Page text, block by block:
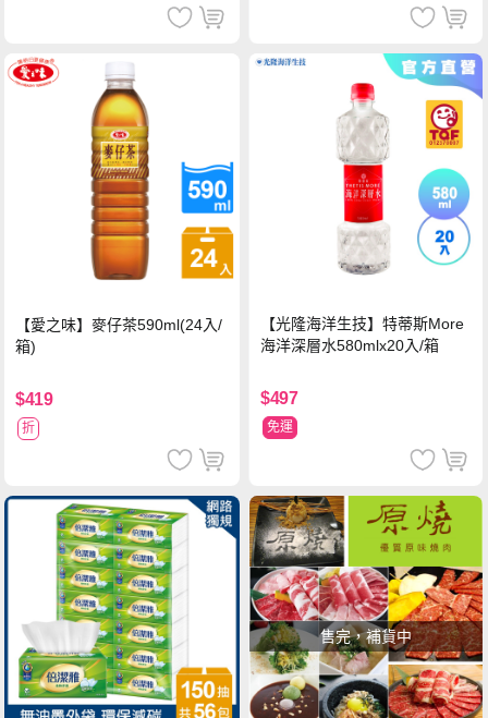
【愛之味】麥仔茶590ml(24入/
箱)
$419
折
【光隆海洋生技】特蒂斯More
海洋深層水580mlx20入/箱
$497
免運
售完，補貨中